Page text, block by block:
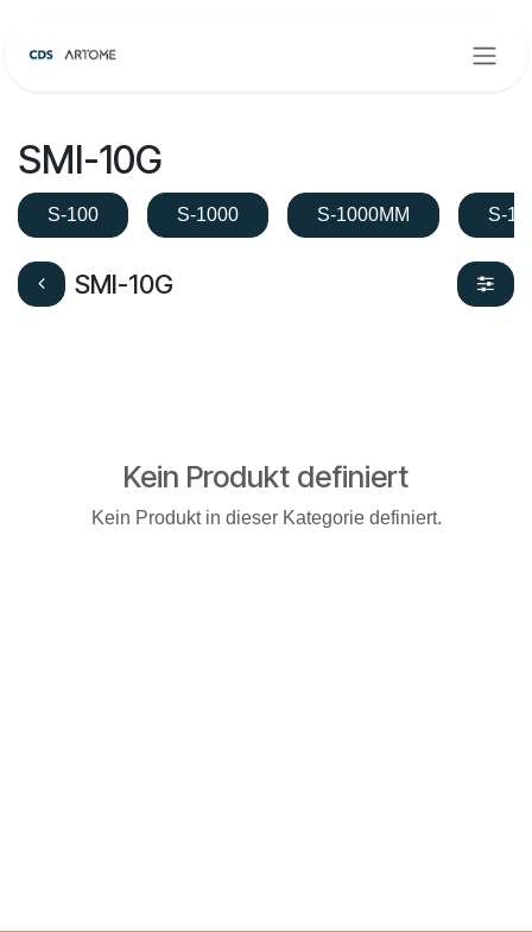
SMI-10G
S-100 S-1000 S-1000MM S-
SMI-10G
Kein Produkt definiert
Kein Produkt in dieser Kategorie definiert.